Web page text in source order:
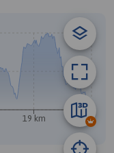
B
19 km 26 km